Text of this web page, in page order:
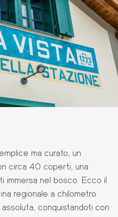
ma curato, un
circa 40 coperti, una
immersa nel bosco. Ecco il
regionale a chilometro
conquistandoti con